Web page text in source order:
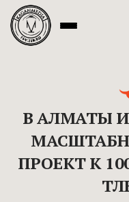
В АЛМАТЫ
ПРОЕКТ К